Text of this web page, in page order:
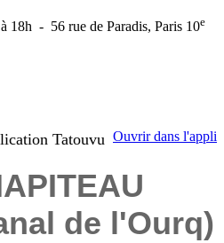
18h - 56 rue de Paradis, Paris 10e
Ouvrir dans l'appli
Tatouvu
de l'Ourq)